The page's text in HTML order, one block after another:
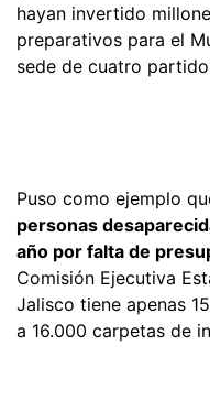
hayan invertido
preparativos para el
sede de cuatro
Puso como ejemplo
personas
año por falta de
Comisión Ejecutiva
Jalisco tiene apenas
a 16.000 carpetas de